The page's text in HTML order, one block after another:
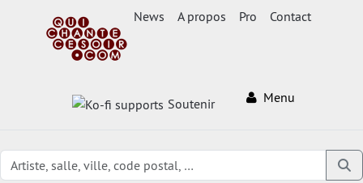
News A propos Pro Contact
Soutenir Menu